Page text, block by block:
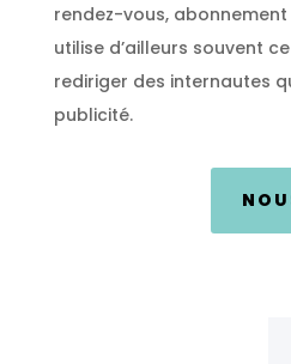
rendez-vous,
utilise d’ailleurs souvent
rediriger des internautes
publicité.